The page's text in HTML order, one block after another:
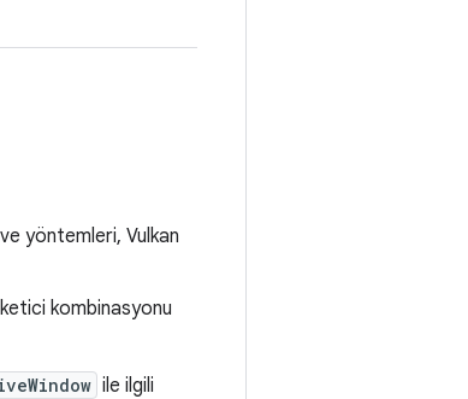
yöntemleri, Vulkan
kombinasyonu
ile ilgili